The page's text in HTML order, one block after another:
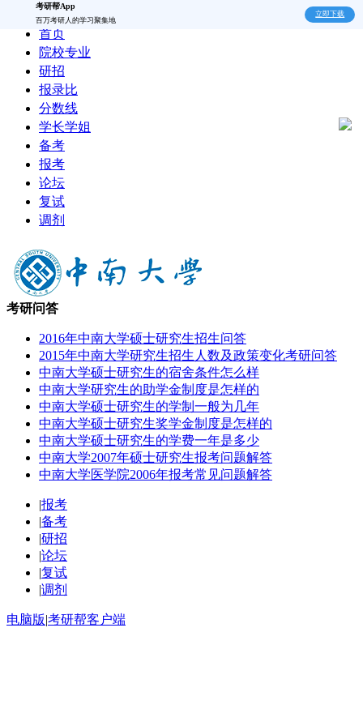
考研帮App
百万考研人的学习聚集地
立即下载
首页
院校专业
研招
报录比
分数线
学长学姐
备考
报考
论坛
复试
调剂
考研问答
2016年中南大学硕士研究生招生问答
2015年中南大学研究生招生人数及政策变化考研问答
中南大学硕士研究生的宿舍条件怎么样
中南大学研究生的助学金制度是怎样的
中南大学硕士研究生的学制一般为几年
中南大学硕士研究生奖学金制度是怎样的
中南大学硕士研究生的学费一年是多少
中南大学2007年硕士研究生报考问题解答
中南大学医学院2006年报考常见问题解答
|报考
|备考
|研招
|论坛
|复试
|调剂
电脑版|考研帮客户端